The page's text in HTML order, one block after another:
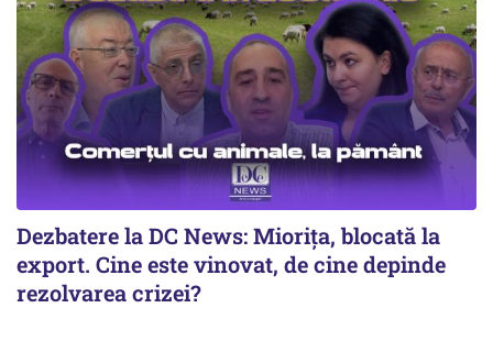
Dezbatere la DC News: Miorița, blocată la
export. Cine este vinovat, de cine depinde
rezolvarea crizei?